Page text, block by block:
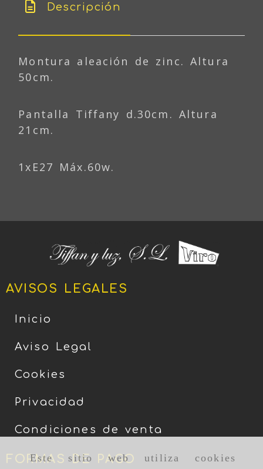
Este sitio web utiliza cookies
Descripción
Montura aleación de zinc. Altura
50cm.
Pantalla Tiffany d.30cm. Altura
21cm.
1xE27 Máx.60w.
AVISOS LEGALES
Inicio
Aviso Legal
Cookies
Privacidad
Condiciones de venta
FORMAS DE PAGO